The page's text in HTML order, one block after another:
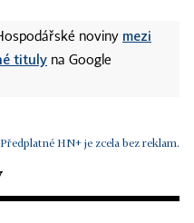
noviny mezi
tituly na Google
Předplatné HN+ je zcela bez reklam.